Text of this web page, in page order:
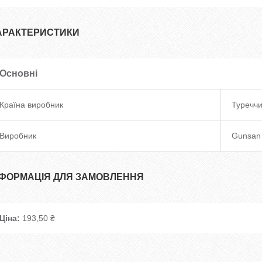
Основні
Країна виробник
Виробник Gunsan
ДЛЯ ЗАМОВЛЕННЯ
Ціна: 193,50 ₴